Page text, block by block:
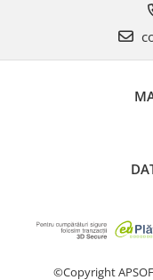
©Copyright